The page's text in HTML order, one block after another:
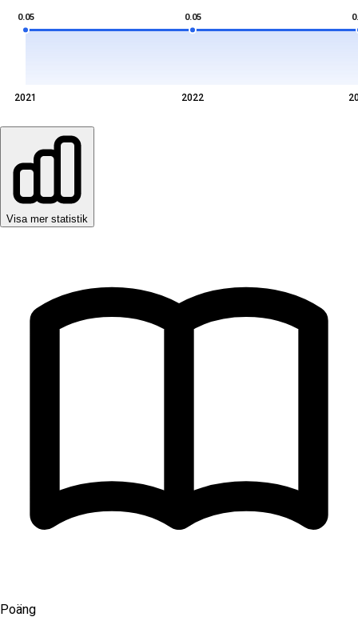
0.05 0.05
2021 2022
Visa mer statistik
Poäng